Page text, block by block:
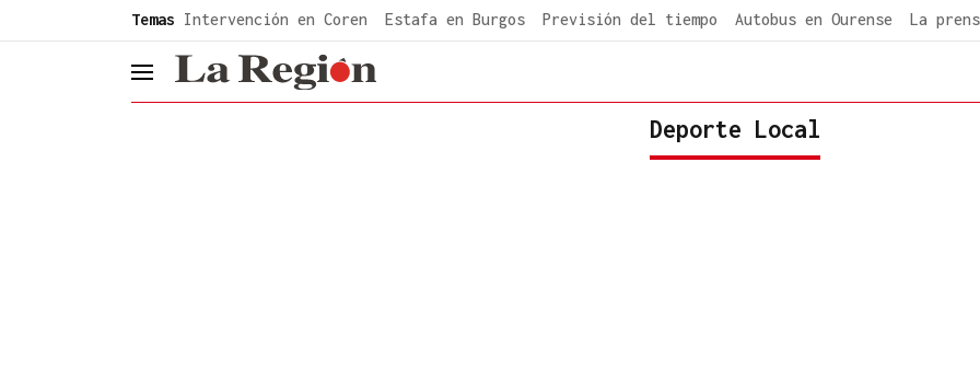
Temas Intervención en Coren Estafa en Burgos Previsión del tiempo Autobus en Ourense La
header.menu.open
Deporte Local